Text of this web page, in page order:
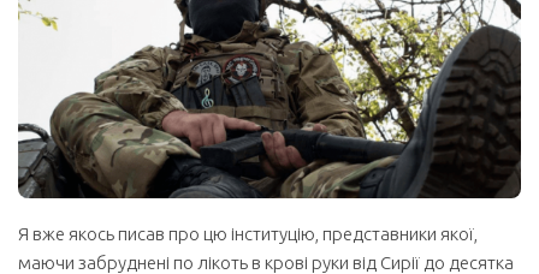
Я вже якось писав про цю інституцію, представники якої,
маючи забруднені по лікоть в крові руки від Сирії до десятка